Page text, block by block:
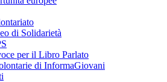
di Solidarietà
per il Libro Parlato
di InformaGiovani